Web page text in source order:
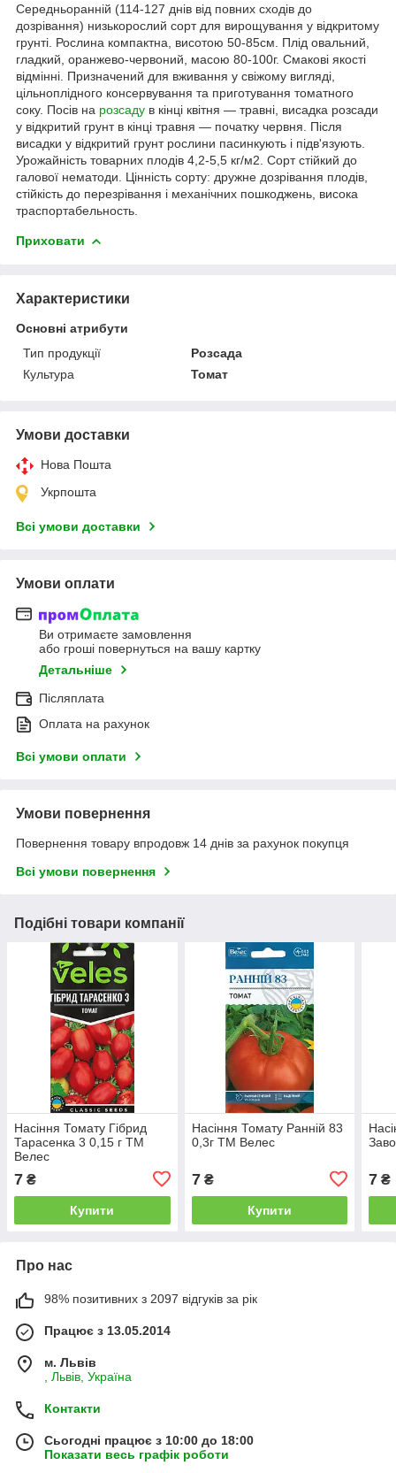
Середньоранній (114-127 днів від повних сходів до
дозрівання) низькорослий сорт для вирощування у відкритому
грунті. Рослина компактна, висотою 50-85см. Плід овальний,
гладкий, оранжево-червоний, масою 80-100г. Смакові якості
відмінні. Призначений для вживання у свіжому вигляді,
цільноплідного консервування та приготування томатного
соку. Посів на розсаду в кінці квітня — травні, висадка розсади
у відкритий грунт в кінці травня — початку червня. Після
висадки у відкритий грунт рослини пасинкують і підв'язують.
Урожайність товарних плодів 4,2-5,5 кг/м2. Сорт стійкий до
галової нематоди. Цінність сорту: дружне дозрівання плодів,
стійкість до перезрівання і механічних пошкоджень, висока
траспортабельность.
Приховати
Характеристики
Основні атрибути
Тип продукції
Розсада
Культура
Томат
Умови доставки
Нова Пошта
Укрпошта
Всі умови доставки
Умови оплати
Ви отримаєте замовлення
або гроші повернуться на вашу картку
Детальніше
Післяплата
Оплата на рахунок
Всі умови оплати
Умови повернення
Повернення товару впродовж 14 днів за рахунок покупця
Всі умови повернення
Подібні товари компанії
Насіння Томату Гібрид
Тарасенка 3 0,15 г ТМ
Велес
7 ₴
Купити
Насіння Томату Ранній 83
0,3г ТМ Велес
7₴
Купити
7 ₴
Про нас
98% позитивних з 2097 відгуків за рік
Працює з 13.05.2014
м. Львів
, Львів, Україна
Контакти
Сьогодні працює з 10:00 до 18:00
Показати весь графік роботи